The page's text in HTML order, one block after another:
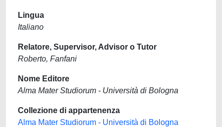
Lingua
Italiano
Relatore, Supervisor, Advisor o Tutor
Roberto, Fanfani
Nome Editore
Alma Mater Studiorum - Università di Bologna
Collezione di appartenenza
Alma Mater Studiorum - Università di Bologna